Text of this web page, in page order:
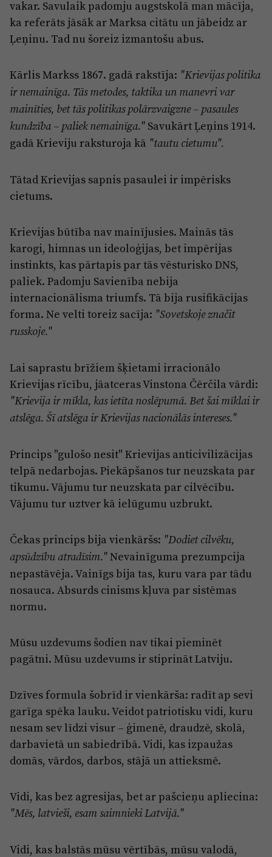
vakar. Savulaik padomju augstskolā man mācīja,
ka referāts jāsāk ar Marksa citātu un jābeidz ar
Ļeņinu. Tad nu šoreiz izmantošu abus.
Kārlis Markss 1867. gadā rakstīja: "Krievijas politika
ir nemainīga. Tās metodes, taktika un manevri var
mainīties, bet tās politikas polārzvaigzne – pasaules
kundzība – paliek nemainīga." Savukārt Ļeņins 1914.
gadā Krieviju raksturoja kā "tautu cietumu".
Tātad Krievijas sapnis pasaulei ir impērisks
cietums.
Krievijas būtība nav mainījusies. Mainās tās
karogi, himnas un ideoloģijas, bet impērijas
instinkts, kas pārtapis par tās vēsturisko DNS,
paliek. Padomju Savienība nebija
internacionālisma triumfs. Tā bija rusifikācijas
forma. Ne velti toreiz sacīja: "Sovetskoje značit
russkoje."
Lai saprastu brīžiem šķietami irracionālo
Krievijas rīcību, jāatceras Vinstona Čērčila vārdi:
"Krievija ir mīkla, kas ietīta noslēpumā. Bet šai mīklai ir
atslēga. Šī atslēga ir Krievijas nacionālās intereses."
Princips "gulošo nesit" Krievijas anticivilizācijas
telpā nedarbojas. Piekāpšanos tur neuzskata par
tikumu. Vājumu tur neuzskata par cilvēcību.
Vājumu tur uztver kā ielūgumu uzbrukt.
Čekas princips bija vienkāršs: "Dodiet cilvēku,
apsūdzību atradīsim."Nevainīguma prezumpcija
nepastāvēja. Vainīgs bija tas, kuru vara par tādu
nosauca. Absurds cinisms kļuva par sistēmas
normu.
Mūsu uzdevums šodien nav tikai pieminēt
pagātni. Mūsu uzdevums ir stiprināt Latviju.
Dzīves formula šobrīd ir vienkārša: radīt ap sevi
garīga spēka lauku. Veidot patriotisku vidi, kuru
nesam sev līdzi visur – ģimenē, draudzē, skolā,
darbavietā un sabiedrībā. Vidi, kas izpaužas
domās, vārdos, darbos, stājā un attieksmē.
Vidi, kas bez agresijas, bet ar pašcieņu apliecina:
"Mēs, latvieši, esam saimnieki Latvijā."
Vidi, kas balstās mūsu vērtībās, mūsu valodā,